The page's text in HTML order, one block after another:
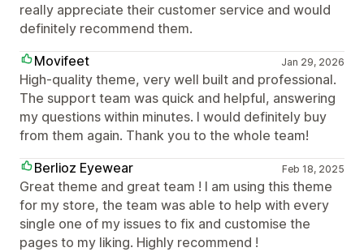
really appreciate their customer service and would
definitely recommend them.
Movifeet
Jan 29, 2026
High-quality theme, very well built and professional.
The support team was quick and helpful, answering
my questions within minutes. I would definitely buy
from them again. Thank you to the whole team!
Berlioz Eyewear
Feb 18, 2025
Great theme and great team ! I am using this theme
for my store, the team was able to help with every
single one of my issues to fix and customise the
pages to my liking. Highly recommend !